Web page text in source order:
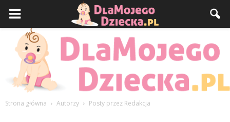
Strona główna Autorzy Posty przez Redakcja